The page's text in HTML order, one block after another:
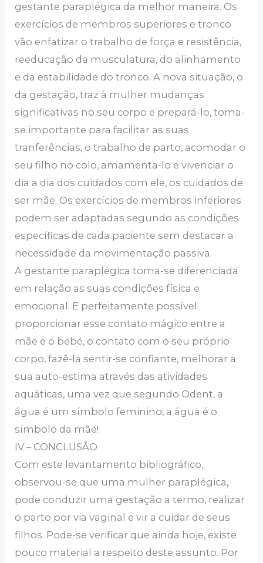
gestante paraplégica da melhor maneira. Os
exercícios de membros superiores e tronco
vão enfatizar o trabalho de força e resistência,
reeducação da musculatura, do alinhamento
e da estabilidade do tronco. A nova situação, o
da gestação, traz à mulher mudanças
significativas no seu corpo e prepará-lo, toma-
se importante para facilitar as suas
tranferências, o trabalho de parto, acomodar o
seu filho no colo, amamenta-lo e vivenciar o
dia a dia dos cuidados com ele, os cuidados de
ser mãe. Os exercícios de membros inferiores
podem ser adaptadas segundo as condições
específicas de cada paciente sem destacar a
necessidade da movimentação passiva.
A gestante paraplégica toma-se diferenciada
em relação as suas condições física e
emocional. E perfeitamente possível
proporcionar esse contato mágico entre a
mãe e o bebé, o contato com o seu próprio
corpo, fazê-la sentir-se confiante, melhorar a
sua auto-estima através das atividades
aquáticas, uma vez que segundo Odent, a
água é um símbolo feminino, a água é o
símbolo da mãe!
IV – CONCLUSÃO
Com este levantamento bibliográfico,
observou-se que uma mulher paraplégica,
pode conduzir uma gestação a termo, realizar
o parto por via vaginal e vir a cuidar de seus
filhos. Pode-se verificar que ainda hoje, existe
pouco material a respeito deste assunto. Por